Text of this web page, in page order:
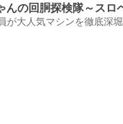
んの回胴探検隊～
が大人気マシンを徹底深堀